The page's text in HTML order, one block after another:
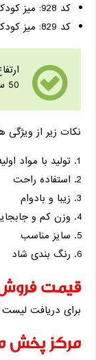
کد 928: میز کودک مربع عکس دار 60*60
کد 829: میز کودک مستطیل 60*90
50 سانتیمتر است.
نکات زیر از ویژگی
تولید با مواد
استفاده راحت
زیبا و بادوام
وزن کم و
سایز مناسب
رنگ بندی شاد
قیمت فروش
برای دریافت لیست
مرکز پخش